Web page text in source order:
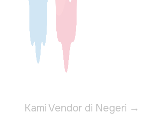
Kami Vendor di Negeri →